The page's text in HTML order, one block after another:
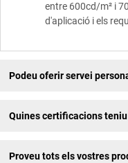
entre 600cd/m² i
d'aplicació i els
Podeu oferir servei
Quines certificacions
Proveu tots els vostres